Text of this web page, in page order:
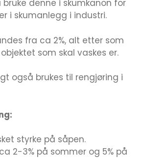
denne i skumkanon for
i skumanlegg i industri.
fra ca 2%, alt etter som
som skal vaskes er.
også brukes til rengjøring i
styrke på såpen.
2-3% på sommer og 5% på